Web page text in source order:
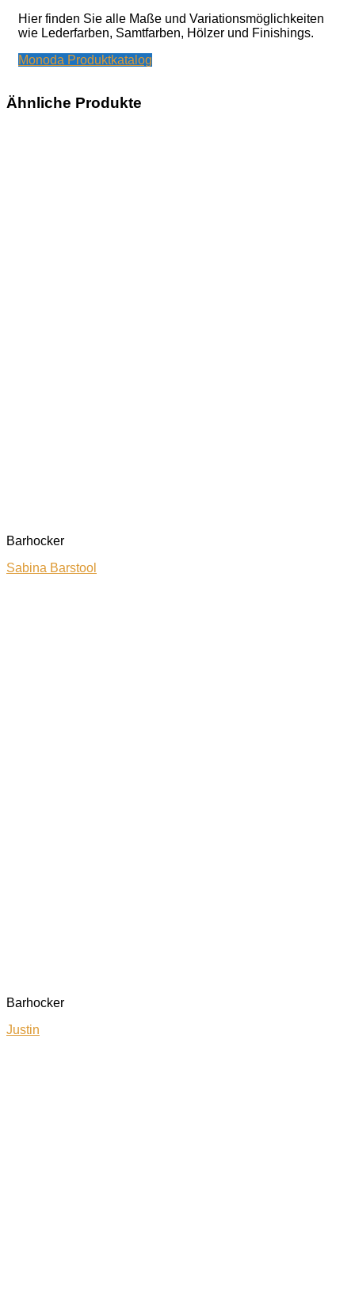
Hier finden Sie alle Maße und Variationsmöglichkeiten
wie Lederfarben, Samtfarben, Hölzer und Finishings.
Monoda Produktkatalog
Ähnliche Produkte
Barhocker
Sabina Barstool
Barhocker
Justin